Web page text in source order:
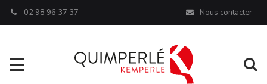
02 98 96 37 37 Nous contacter
Aller à la navigation